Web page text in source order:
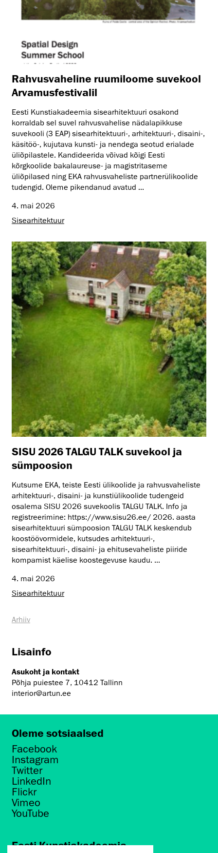
Rahvusvaheline ruumiloome suvekool
Arvamusfestivalil
Eesti Kunstiakadeemia sisearhitektuuri osakond
korraldab sel suvel rahvusvahelise nädalapikkuse
suvekooli (3 EAP) sisearhitektuuri-, arhitektuuri-, disaini-,
käsitöö-, kujutava kunsti- ja nendega seotud erialade
üliõpilastele. Kandideerida võivad kõigi Eesti
kõrgkoolide bakalaureuse- ja magistritaseme
üliõpilased ning EKA rahvusvaheliste partnerülikoolide
tudengid. Oleme pikendanud avatud ...
4. mai 2026
Sisearhitektuur
SISU 2026 TALGU TALK suvekool ja
sümpoosion
Kutsume EKA, teiste Eesti ülikoolide ja rahvusvaheliste
arhitektuuri-, disaini- ja kunstiülikoolide tudengeid
osalema SISU 2026 suvekoolis TALGU TALK. Info ja
registreerimine: https://www.sisu26.ee/ 2026. aasta
sisearhitektuuri sümpoosion TALGU TALK keskendub
koostöövormidele, kutsudes arhitektuuri-,
sisearhitektuuri-, disaini- ja ehitusevaheliste piiride
kompamist käelise koostegevuse kaudu. ...
4. mai 2026
Sisearhitektuur
Arhiiv
Lisainfo
Asukoht ja kontakt
Põhja puiestee 7, 10412 Tallinn
interior@artun.ee
Oleme sotsiaalsed
Facebook
Instagram
Twitter
LinkedIn
Flickr
Vimeo
YouTube
Eesti Kunstiakadeemia